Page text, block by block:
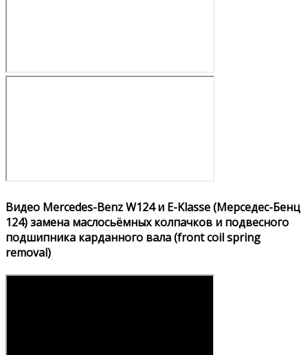
Видео Mercedes-Benz W124 и E-Klasse (Мерседес-Бенц
124) замена маслосьёмных колпачков и подвесного
подшипника карданного вала (front coil spring
removal)